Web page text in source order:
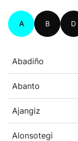
A B D
Abadiño
Abanto
Ajangiz
Alonsotegi